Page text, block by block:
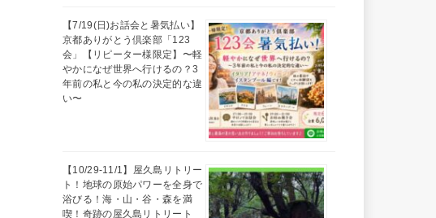
【7/19(日)お話会と暑気払い】
京都ありがとう倶楽部「123
会」【リピーター様限定】〜軽
やかになぜ世界へ行けるの？3
年前の私と今の私の決定的な違
い〜
【10/29-11/1】屋久島リトリー
ト！地球の原始パワーを全身で
浴びる！海・山・谷・森を満
喫！奇跡の屋久島リトリート